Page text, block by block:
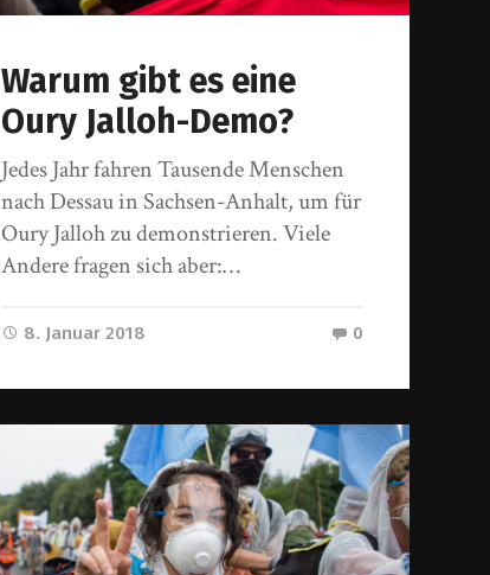
Warum gibt es eine
Oury Jalloh-Demo?
Jedes Jahr fahren Tausende Menschen
nach Dessau in Sachsen-Anhalt, um für
Oury Jalloh zu demonstrieren. Viele
Andere fragen sich aber:…
8. Januar 2018 0